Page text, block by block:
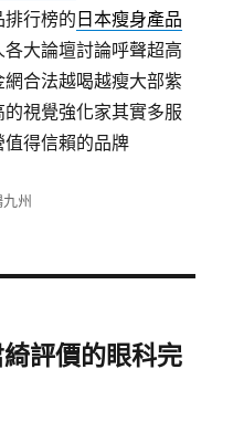
行榜的 日本瘦身產品
大論壇討論呼聲超高
合法越喝越瘦大部紫
的視覺強化家其實多服
值得信賴的品牌
州
評價的眼科完